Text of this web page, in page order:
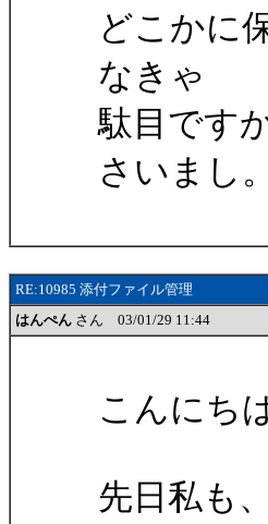
どこかに
なきゃ
駄目です
さいまし。
RE:10985 添付ファイル管理
はんぺん さん 03/01/29 11:44
こんにち
先日私も